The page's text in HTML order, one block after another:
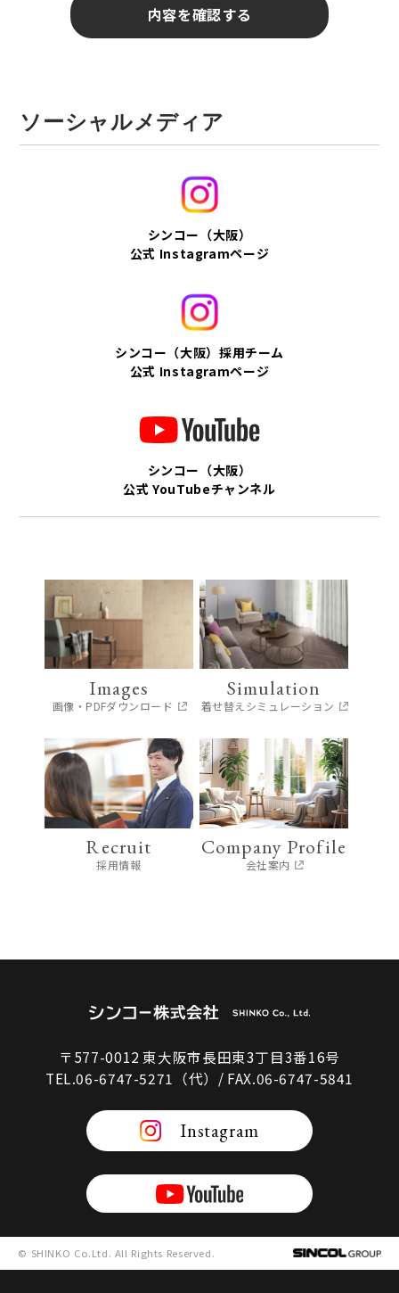
内容を確認する
ソーシャルメディア
シンコー（大阪）
公式 Instagramページ
シンコー（大阪）採用チーム
公式 Instagramページ
シンコー（大阪）
公式 YouTubeチャンネル
Images
画像・PDFダウンロード
Simulation
着せ替えシミュレーション
Recruit
採用情報
Company Profile
会社案内
〒577-0012 東大阪市長田東3丁目3番16号
TEL.06-6747-5271（代）/ FAX.06-6747-5841
Instagram
© SHINKO Co.Ltd. All Rights Reserved.